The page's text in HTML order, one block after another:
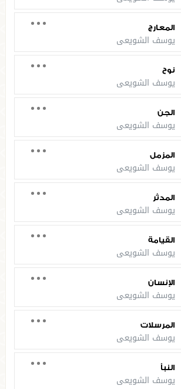
المعارج
يوسف الشويعي
نوح
يوسف الشويعي
الجن
يوسف الشويعي
المزمل
يوسف الشويعي
المدثر
يوسف الشويعي
القيامة
يوسف الشويعي
الإنسان
يوسف الشويعي
المرسلات
يوسف الشويعي
النبأ
يوسف الشويعي